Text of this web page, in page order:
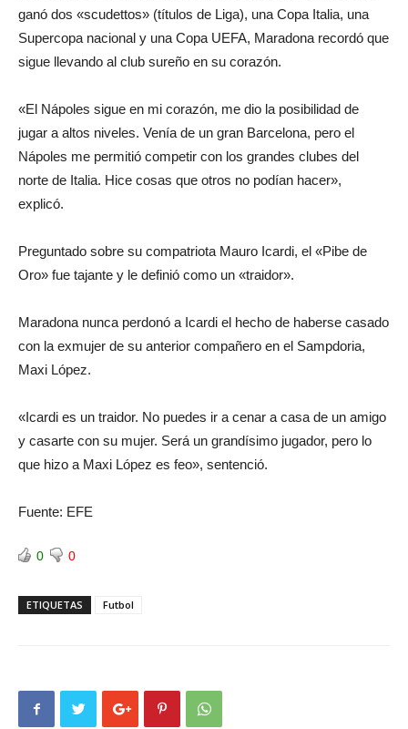
ganó dos «scudettos» (títulos de Liga), una Copa Italia, una
Supercopa nacional y una Copa UEFA, Maradona recordó que
sigue llevando al club sureño en su corazón.
«El Nápoles sigue en mi corazón, me dio la posibilidad de
jugar a altos niveles. Venía de un gran Barcelona, pero el
Nápoles me permitió competir con los grandes clubes del
norte de Italia. Hice cosas que otros no podían hacer»,
explicó.
Preguntado sobre su compatriota Mauro Icardi, el «Pibe de
Oro» fue tajante y le definió como un «traidor».
Maradona nunca perdonó a Icardi el hecho de haberse casado
con la exmujer de su anterior compañero en el Sampdoria,
Maxi López.
«Icardi es un traidor. No puedes ir a cenar a casa de un amigo
y casarte con su mujer. Será un grandísimo jugador, pero lo
que hizo a Maxi López es feo», sentenció.
Fuente: EFE
0 0
ETIQUETAS Futbol